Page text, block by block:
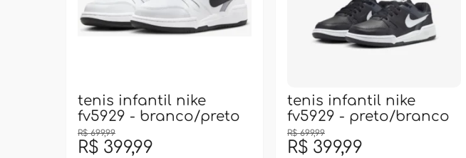
tenis infantil nike
fv5929 - branco/preto
R$ 399,99
R$ 699,99
tenis infantil nike
fv5929 - preto/branco
R$ 399,99
R$ 699,99